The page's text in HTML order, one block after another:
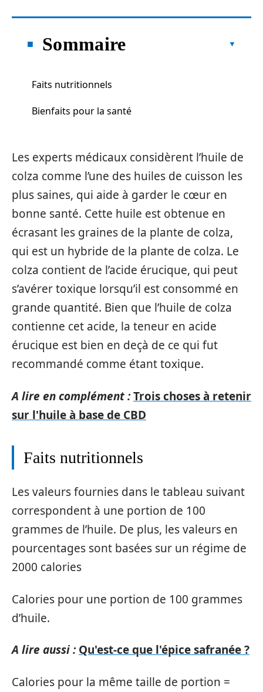
Sommaire
Faits nutritionnels
Bienfaits pour la santé
Les experts médicaux considèrent l’huile de
colza comme l’une des huiles de cuisson les
plus saines, qui aide à garder le cœur en
bonne santé. Cette huile est obtenue en
écrasant les graines de la plante de colza,
qui est un hybride de la plante de colza. Le
colza contient de l’acide érucique, qui peut
s’avérer toxique lorsqu’il est consommé en
grande quantité. Bien que l’huile de colza
contienne cet acide, la teneur en acide
érucique est bien en deçà de ce qui fut
recommandé comme étant toxique.
A lire en complément :Trois choses à retenir
sur l'huile à base de CBD
Faits nutritionnels
Les valeurs fournies dans le tableau suivant
correspondent à une portion de 100
grammes de l’huile. De plus, les valeurs en
pourcentages sont basées sur un régime de
2000 calories
Calories pour une portion de 100 grammes
d’huile.
A lire aussi : Qu'est-ce que l'épice safranée ?
Calories pour la même taille de portion =